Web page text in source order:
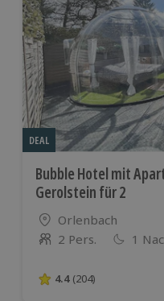
DEAL
Bubble Hotel mit
Gerolstein für 2
Standort
Orlenbach
Anzahl der
2 Pers. 1
4.4 von 5 Sternen
4.4 (204)